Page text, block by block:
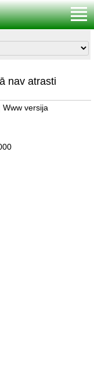
nav atrasti
Www versija